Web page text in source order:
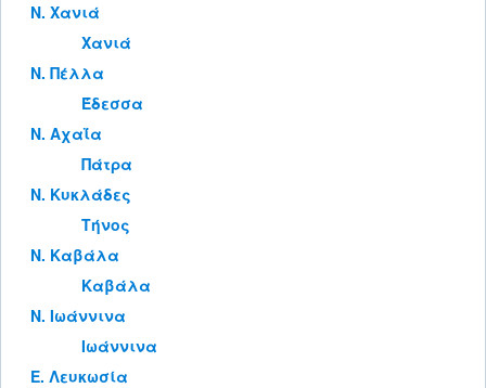
Ν. Χανιά
Χανιά
Ν. Πέλλα
Έδεσσα
Ν. Αχαΐα
Πάτρα
Ν. Κυκλάδες
Τήνος
Ν. Καβάλα
Καβάλα
Ν. Ιωάννινα
Ιωάννινα
Ε. Λευκωσία